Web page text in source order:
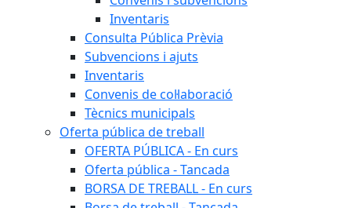
Inventaris
Consulta Pública Prèvia
Subvencions i ajuts
Inventaris
Convenis de col·laboració
Tècnics municipals
Oferta pública de treball
OFERTA PÚBLICA - En curs
Oferta pública - Tancada
BORSA DE TREBALL - En curs